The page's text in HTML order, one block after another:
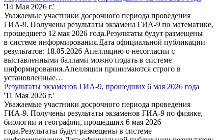
'14 Мая 2026 г.'
Уважаемые участники досрочного периода проведения
ГИА-9. Получены результаты экзамена ГИА-9 по математике,
прошедшего 12 мая 2026 года.Результаты будут размещены
в системе информирования.Дата официальной публикации
результатов: 18.05.2026 Апелляцию о несогласии с
выставленными баллами можно подать в системе
информирования.Апелляции принимаются строго в
установленные…
Результаты экзаменов ГИА-9, прошедших 6 мая 2026 года
'11 Мая 2026 г.'
Уважаемые участники досрочного периода проведения
ГИА-9. Получены результаты экзаменов ГИА-9 по физике,
биологии и географии, прошедших 6 мая 2026
года.Результаты будут размещены в системе